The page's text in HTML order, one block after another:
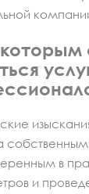
в
и